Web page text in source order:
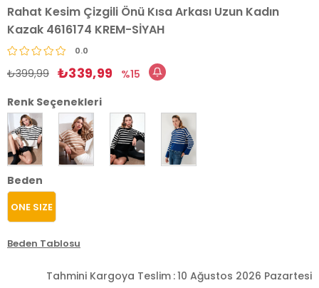
Rahat Kesim Çizgili Önü Kısa Arkası Uzun Kadın
Kazak 4616174 KREM-SİYAH
0.0
₺399,99 ₺339,99
15
Renk Seçenekleri
Beden
ONE SIZE
Beden Tablosu
Tahmini Kargoya Teslim :10 Ağustos 2026 Pazartesi